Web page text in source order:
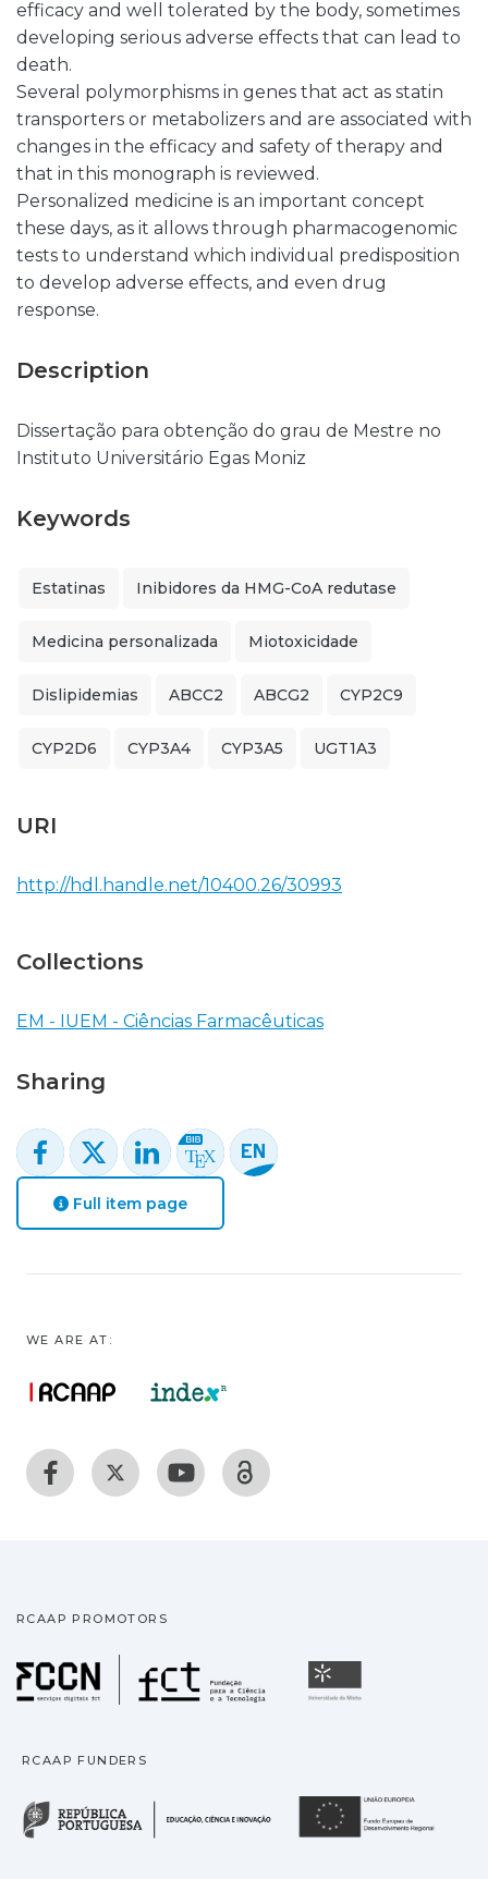
efficacy and well tolerated by the body, sometimes
developing serious adverse effects that can lead to
death.
Several polymorphisms in genes that act as statin
transporters or metabolizers and are associated with
changes in the efficacy and safety of therapy and
that in this monograph is reviewed.
Personalized medicine is an important concept
these days, as it allows through pharmacogenomic
tests to understand which individual predisposition
to develop adverse effects, and even drug
response.
Description
Dissertação para obtenção do grau de Mestre no
Instituto Universitário Egas Moniz
Keywords
Estatinas Inibidores da HMG-CoA redutase
Medicina personalizada Miotoxicidade
Dislipidemias ABCC2 ABCG2 CYP2C9
CYP2D6 CYP3A4 CYP3A5 UGT1A3
URI
http://hdl.handle.net/10400.26/30993
Collections
EM - IUEM - Ciências Farmacêuticas
Sharing
Full item page
WE ARE AT:
RCAAP PROMOTORS
Fundação para a
RCAAP FUNDERS
República Portuguesa